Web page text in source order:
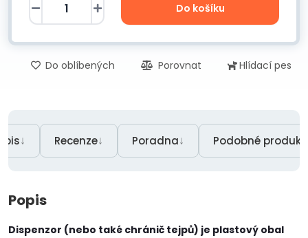
Do košíku
Do oblíbených Porovnat Hlídací pes
↓ Recenze↓ Poradna↓ Podobné
Popis
Dispenzor (nebo také chránič tejpů) je plastový obal